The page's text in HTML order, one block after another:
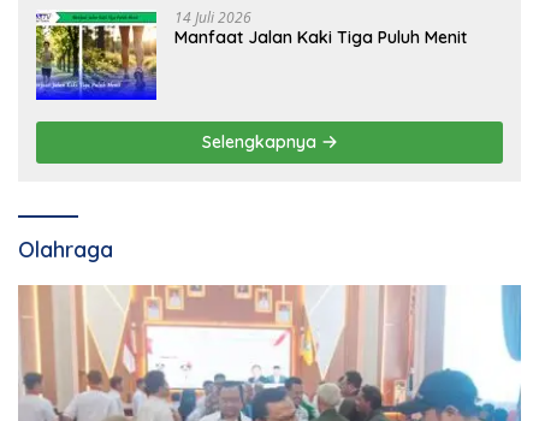
14 Juli 2026
Manfaat Jalan Kaki Tiga Puluh Menit
Selengkapnya
Olahraga